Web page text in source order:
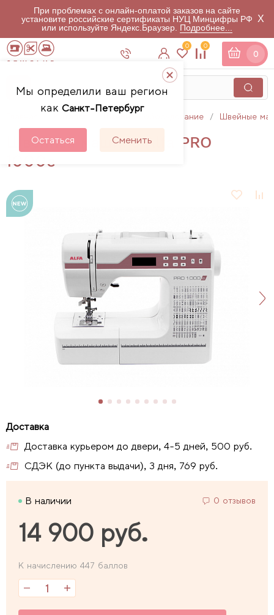
При проблемах с онлайн-оплатой заказов на сайте
установите российские сертификаты НУЦ Минцифры РФ
или используйте Яндекс.Браузер. Подробнее...
X
Мы определили ваш регион
как Санкт-Петербург
Остаться Сменить
0 0
0
Швейное оборудование Швейные
Швейная машина Alfa PRO
1000e
Доставка курьером до двери, 4-5 дней, 500 руб.
СДЭК (до пункта выдачи), 3 дня, 769 руб.
В наличии 0 отзывов
14 900 руб.
К начислению 447 баллов